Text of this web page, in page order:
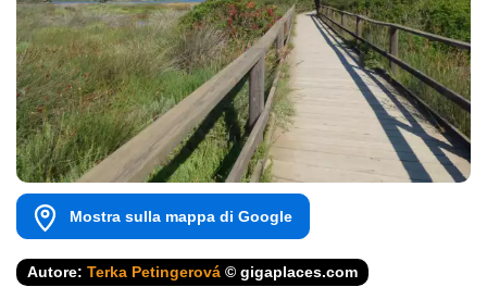
Mostra sulla mappa di Google
Autore: Terka Petingerová © gigaplaces.com